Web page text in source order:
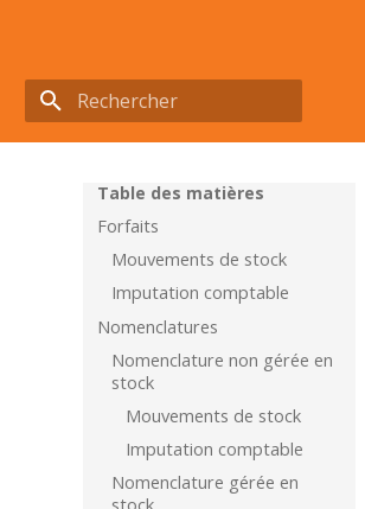
Initialisation de la recherche
Table des matières
Forfaits
Mouvements de stock
Imputation comptable
Nomenclatures
Nomenclature non gérée en
stock
Mouvements de stock
Imputation comptable
Nomenclature gérée en